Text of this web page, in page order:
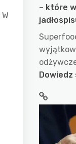
– które
Dowiedz